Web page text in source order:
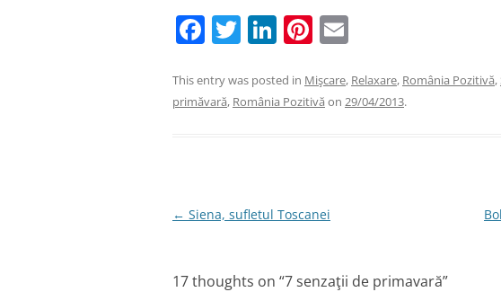
F
c
e
o
k
T
itt
er
Li
k
e
Pi
er
e
ai
l
This entry was posted in Mişcare, Relaxare, România Pozitivă,
primăvară, România Pozitivă on 29/04/2013.
Post
← Siena, sufletul Toscanei
17 thoughts on “7 senzaţii de primavară”